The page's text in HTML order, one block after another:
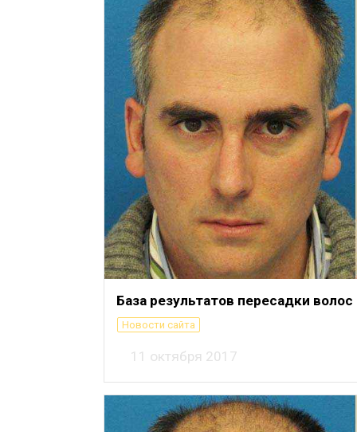
База результатов пересадки
Новости сайта
11 октября 2017